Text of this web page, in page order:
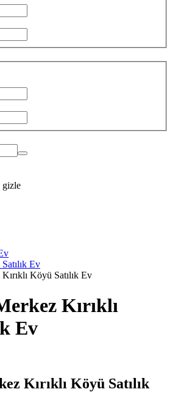
gizle
Ev
Köyü Satılık Ev
Kırıklı
Ev
Kırıklı Köyü Satılık